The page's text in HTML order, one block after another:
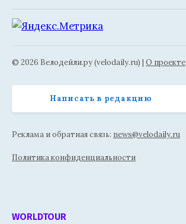
© 2026 Велодейли.ру (velodaily.ru) | О проекте
Написать в редакцию
Реклама и обратная связь: news@velodaily.ru
Политика конфиденциальности
WORLDTOUR